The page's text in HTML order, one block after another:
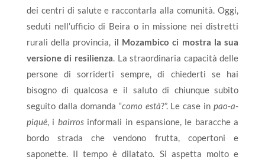
dei centri di salute e raccontarla alla comunità. Oggi,
seduti nell’ufficio di Beira o in missione nei distretti
rurali della provincia, il Mozambico ci mostra la sua
versione di resilienza. La straordinaria capacità delle
persone di sorriderti sempre, di chiederti se hai
bisogno di qualcosa e il saluto di chiunque subito
seguito dalla domanda “como està?”. Le case inpao-a-
piqué, i bairrosinformali in espansione, le baracche a
bordo strada che vendono frutta, copertoni e
saponette. Il tempo è dilatato. Si aspetta molto e